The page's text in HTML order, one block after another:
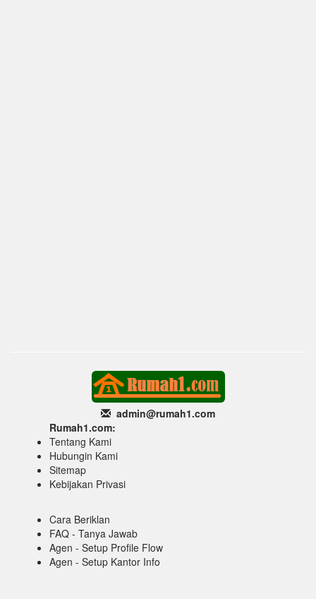
admin@rumah1.com
Rumah1.com:
Tentang Kami
Hubungin Kami
Sitemap
Kebijakan Privasi
Cara Beriklan
FAQ - Tanya Jawab
Agen - Setup Profile Flow
Agen - Setup Kantor Info